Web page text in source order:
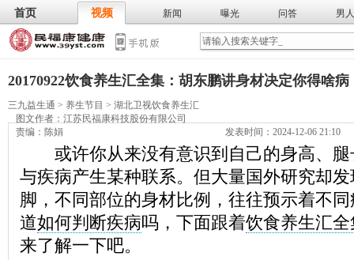
首页 视频 新闻 曝光 问答 男人
武术 气功 膳食 食谱 营养
20170922饮食养生汇全集：胡东鹏讲身材决定你得啥病
三九益生通 > 养生节目 > 湖北卫视饮食养生汇
图文作者： 江苏民福康科技股份有限公司
责编：陈娟
发表时间：2024-12-06 21:10
或许你从来没有意识到自己的身高、腿
与疾病产生某种联系。但大量国外研究却
脚，不同部位的身材比例，往往预示着不
道如何判断疾病吗，下面跟着饮食养生汇全
来了解一下吧。